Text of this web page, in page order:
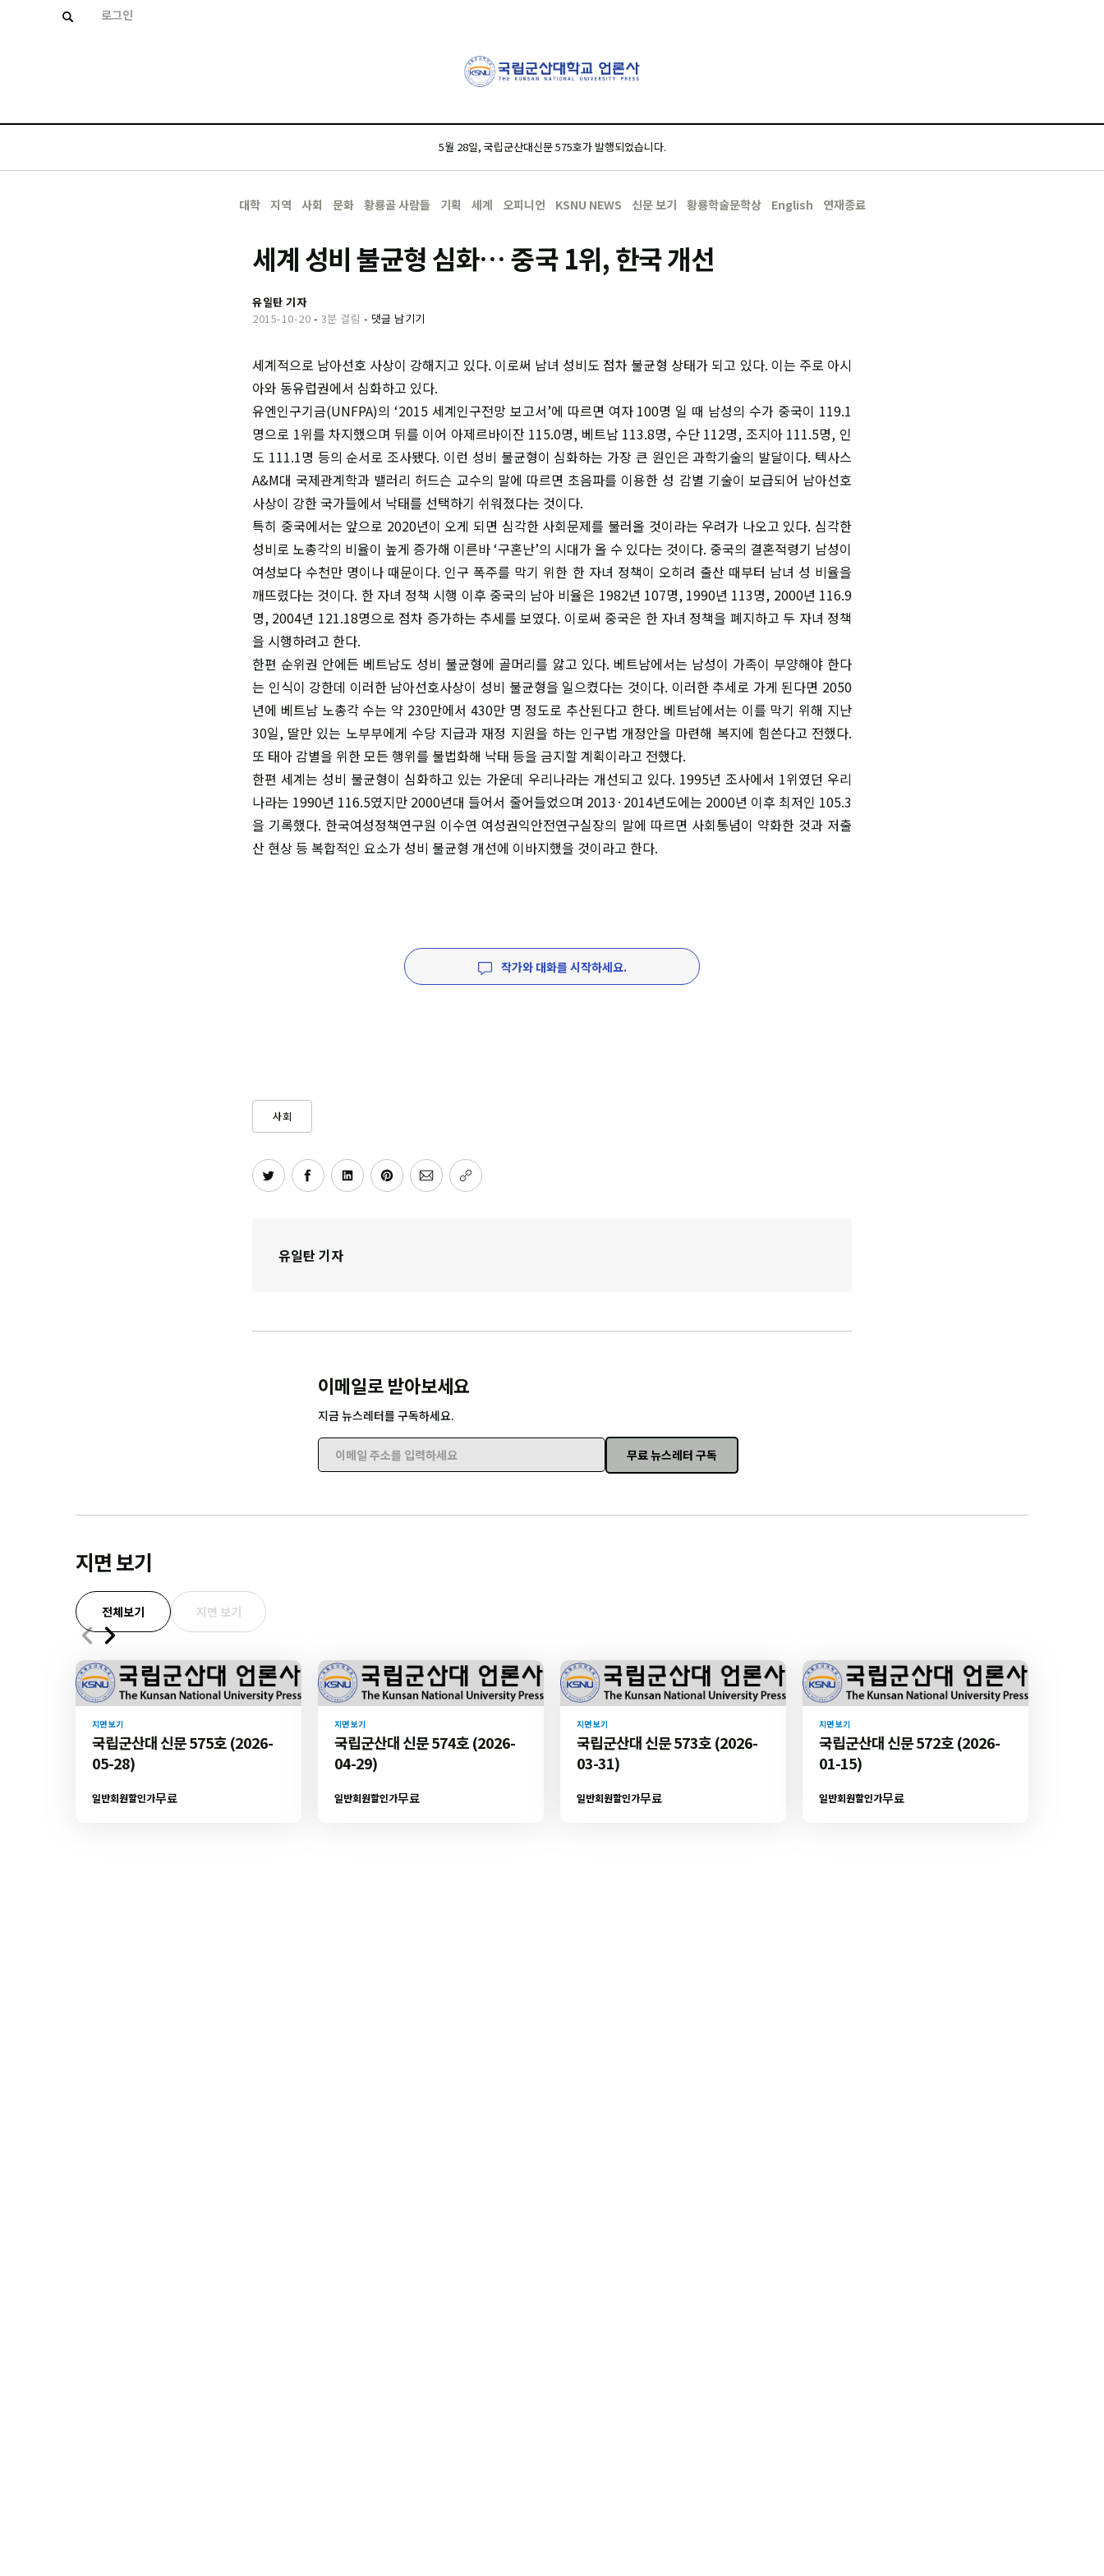
로그인
5월 28일, 국립군산대신문 575호가 발행되었습니다.
대학 지역 사회 문화 황룡골 사람들 기획 세계 오피니언 KSNU NEWS 신문 보기 황룡학술문학상 English 연재종료
세계 성비 불균형 심화… 중국 1위, 한국 개선
유일탄 기자
2015-10-20 - 3분 걸림 - 댓글 남기기
세계적으로 남아선호 사상이 강해지고 있다. 이로써 남녀 성비도 점차 불균형 상태가 되고 있다. 이는 주로 아시
아와 동유럽권에서 심화하고 있다.
유엔인구기금(UNFPA)의 ‘2015 세계인구전망 보고서’에 따르면 여자 100명 일 때 남성의 수가 중국이 119.1
명으로 1위를 차지했으며 뒤를 이어 아제르바이잔 115.0명, 베트남 113.8명, 수단 112명, 조지아 111.5명, 인
도 111.1명 등의 순서로 조사됐다. 이런 성비 불균형이 심화하는 가장 큰 원인은 과학기술의 발달이다. 텍사스
A&M대 국제관계학과 밸러리 허드슨 교수의 말에 따르면 초음파를 이용한 성 감별 기술이 보급되어 남아선호
사상이 강한 국가들에서 낙태를 선택하기 쉬워졌다는 것이다.
특히 중국에서는 앞으로 2020년이 오게 되면 심각한 사회문제를 불러올 것이라는 우려가 나오고 있다. 심각한
성비로 노총각의 비율이 높게 증가해 이른바 ‘구혼난’의 시대가 올 수 있다는 것이다. 중국의 결혼적령기 남성이
여성보다 수천만 명이나 때문이다. 인구 폭주를 막기 위한 한 자녀 정책이 오히려 출산 때부터 남녀 성 비율을
깨뜨렸다는 것이다. 한 자녀 정책 시행 이후 중국의 남아 비율은 1982년 107명, 1990년 113명, 2000년 116.9
명, 2004년 121.18명으로 점차 증가하는 추세를 보였다. 이로써 중국은 한 자녀 정책을 폐지하고 두 자녀 정책
을 시행하려고 한다.
한편 순위권 안에든 베트남도 성비 불균형에 골머리를 앓고 있다. 베트남에서는 남성이 가족이 부양해야 한다
는 인식이 강한데 이러한 남아선호사상이 성비 불균형을 일으켰다는 것이다. 이러한 추세로 가게 된다면 2050
년에 베트남 노총각 수는 약 230만에서 430만 명 정도로 추산된다고 한다. 베트남에서는 이를 막기 위해 지난
30일, 딸만 있는 노부부에게 수당 지급과 재정 지원을 하는 인구법 개정안을 마련해 복지에 힘쓴다고 전했다.
또 태아 감별을 위한 모든 행위를 불법화해 낙태 등을 금지할 계획이라고 전했다.
한편 세계는 성비 불균형이 심화하고 있는 가운데 우리나라는 개선되고 있다. 1995년 조사에서 1위였던 우리
나라는 1990년 116.5였지만 2000년대 들어서 줄어들었으며 2013·2014년도에는 2000년 이후 최저인 105.3
을 기록했다. 한국여성정책연구원 이수연 여성권익안전연구실장의 말에 따르면 사회통념이 약화한 것과 저출
산 현상 등 복합적인 요소가 성비 불균형 개선에 이바지했을 것이라고 한다.
작가와 대화를 시작하세요.
사회
유일탄 기자
이메일로 받아보세요
지금 뉴스레터를 구독하세요.
이메일 주소를 입력하세요
무료 뉴스레터 구독
지면 보기
전체보기 지면 보기
지면 보기
국립군산대 신문 575호 (2026-
05-28)
일반회원할인가무료
지면 보기
국립군산대 신문 574호 (2026-
04-29)
일반회원할인가무료
지면 보기
국립군산대 신문 573호 (2026-
03-31)
일반회원할인가무료
지면 보기
국립군산대 신문 572호 (2026-
01-15)
일반회원할인가무료